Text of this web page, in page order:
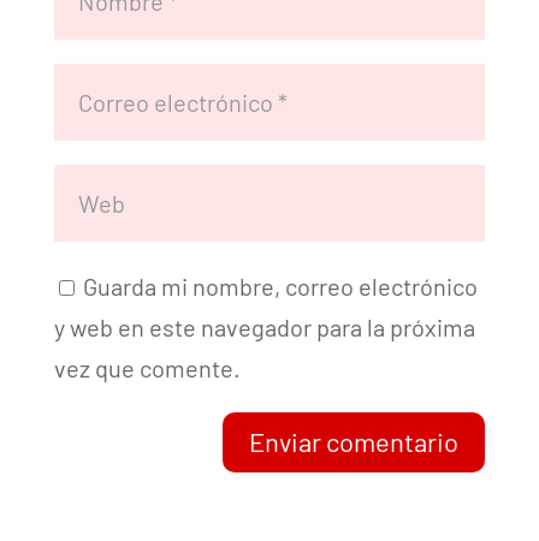
Guarda mi nombre, correo electrónico
y web en este navegador para la próxima
vez que comente.
Enviar comentario